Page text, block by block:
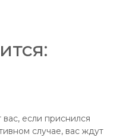
если приснился
случае, вас ждут